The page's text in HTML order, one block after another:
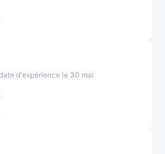
d'expérience le 30 mai